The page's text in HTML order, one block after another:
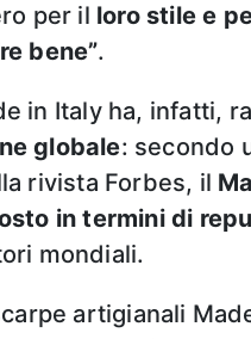
per il loro stile e
bene”.
in Italy ha, infatti,
globale: secondo
rivista Forbes, il
in termini di
mondiali.
artigianali